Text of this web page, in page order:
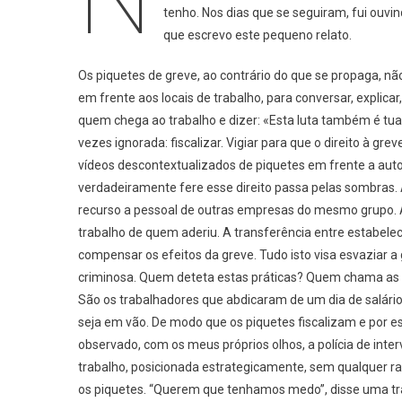
Greve
tenho. Nos dias que se seguiram, fui
que escrevo este pequeno relato.
Os piquetes de greve, ao contrário do que se propaga,
em frente aos locais de trabalho, para conversar,
quem chega ao trabalho e dizer: «Esta luta também é
vezes ignorada: fiscalizar. Vigiar para que o direito à
vídeos descontextualizados de piquetes em frente a
verdadeiramente fere esse direito passa pelas
recurso a pessoal de outras empresas do mesmo
trabalho de quem aderiu. A transferência entre
compensar os efeitos da greve. Tudo isto visa esvaziar
criminosa. Quem deteta estas práticas? Quem chama
São os trabalhadores que abdicaram de um dia de
seja em vão. De modo que os piquetes fiscalizam e por
observado, com os meus próprios olhos, a polícia de
trabalho, posicionada estrategicamente, sem qualquer
os piquetes. “Querem que tenhamos medo”, disse uma